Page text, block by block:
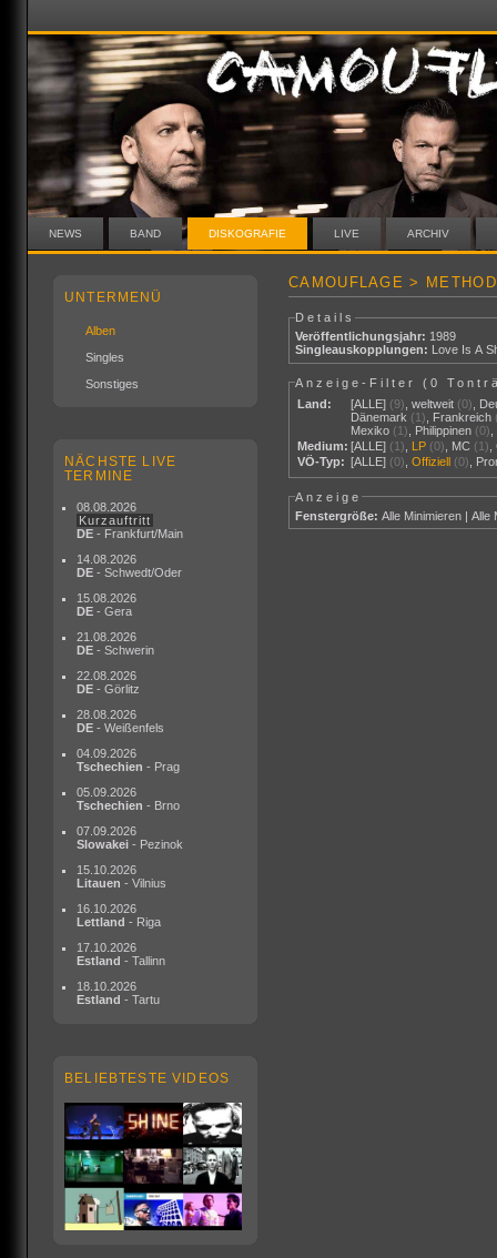
NEWS BAND DISKOGRAFIE LIVE ARCHIV
UNTERMENÜ
Alben
Singles
Sonstiges
NÄCHSTE LIVE
TERMINE
08.08.2026
Kurzauftritt
DE - Frankfurt/Main
14.08.2026
DE - Schwedt/Oder
15.08.2026
DE - Gera
21.08.2026
DE - Schwerin
22.08.2026
DE - Görlitz
28.08.2026
DE - Weißenfels
04.09.2026
Tschechien - Prag
05.09.2026
Tschechien - Brno
07.09.2026
Slowakei - Pezinok
15.10.2026
Litauen - Vilnius
16.10.2026
Lettland - Riga
17.10.2026
Estland - Tallinn
18.10.2026
Estland - Tartu
BELIEBTESTE VIDEOS
CAMOUFLAGE >
Details
Veröffentlichungsjahr: 1989
Singleauskopplungen: Love Is A
Anzeige-Filter (0
Land:
[ALLE] (9) ,weltweit (0)
Dänemark (1) Frankreich
Mexiko (1) Philippinen (0)
Medium: [ALLE] (1) LP (0) MC (1) ,
VÖ-Typ: [ALLE] (0) ,Offiziell (0)
Anzeige
Fenstergröße: Alle Minimieren |Alle